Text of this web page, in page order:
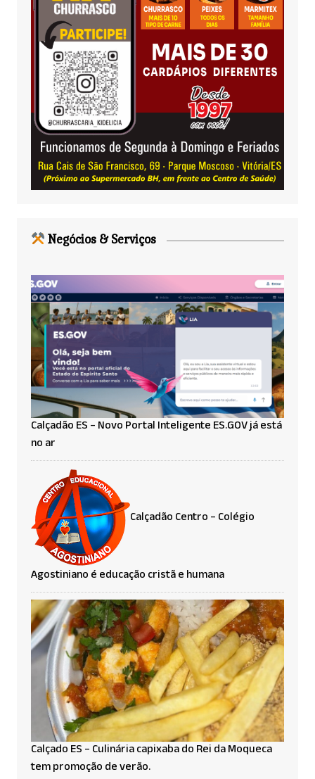
Negócios & Serviços
Calçadão ES – Novo Portal Inteligente ES.GOV já está
no ar
Calçadão Centro – Colégio
Agostiniano é educação cristã e humana
Calçado ES – Culinária capixaba do Rei da Moqueca
tem promoção de verão.